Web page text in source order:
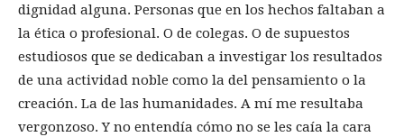
dignidad alguna. Personas que en los hechos faltaban a
la ética o profesional. O de colegas. O de supuestos
estudiosos que se dedicaban a investigar los resultados
de una actividad noble como la del pensamiento o la
creación. La de las humanidades. A mí me resultaba
vergonzoso. Y no entendía cómo no se les caía la cara